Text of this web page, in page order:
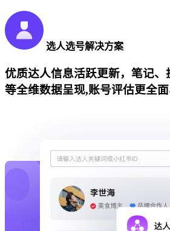
选人选号解决方案
优质达人信息活跃更新，笔记、
等全维数据呈现,账号评估更全面